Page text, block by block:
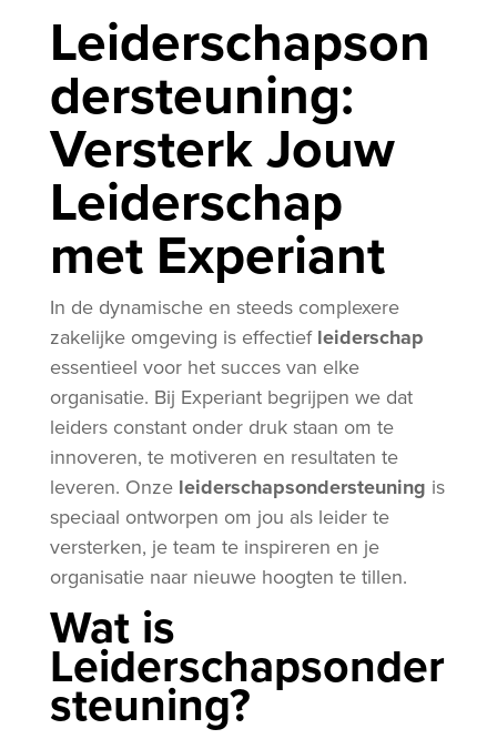
Leiderschapson
dersteuning:
Versterk Jouw
Leiderschap
met Experiant
In de dynamische en steeds complexere
zakelijke omgeving is effectiefleiderschap
essentieel voor het succes van elke
organisatie. Bij Experiant begrijpen we dat
leiders constant onder druk staan om te
innoveren, te motiveren en resultaten te
leveren. Onze leiderschapsondersteuning is
speciaal ontworpen om jou als leider te
versterken, je team te inspireren en je
organisatie naar nieuwe hoogten te tillen.
Wat is
Leiderschapsonder
steuning?